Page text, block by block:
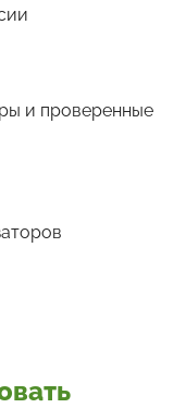
и проверенные